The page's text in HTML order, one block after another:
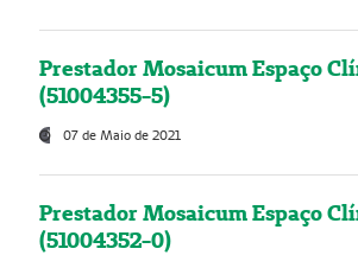
Prestador Mosaicum Espaço
(51004355-5)
07 de Maio de 2021
Prestador Mosaicum Espaço
(51004352-0)